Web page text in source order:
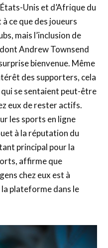
Unis et d’Afrique du
ce que des joueurs
mais l’inclusion de
Andrew Townsend
bienvenue. Même
des supporters, cela
se sentaient peut-être
eux de rester actifs.
les sports en ligne
à la réputation du
principal pour la
affirme que
chez eux est à
la plateforme dans le